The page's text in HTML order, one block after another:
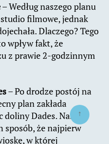
– Według naszego planu
filmowe, jednak
Dlaczego? Tego
wpływ fakt, że
z prawie 2-godzinnym
– Po drodze postój na
plan zakłada
Dades. Nasza
sposób, że najpierw
w której
↑